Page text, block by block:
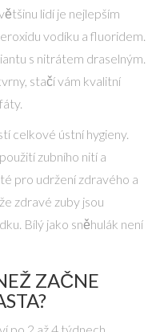
lidí je nejlepším
vodíku a fluoridem.
s nitrátem draselným.
stačí vám kvalitní
celkové ústní hygieny.
zubního nití a
pro udržení zdravého a
zdravé zuby jsou
Bílý jako sněhulák není
ZAČNE